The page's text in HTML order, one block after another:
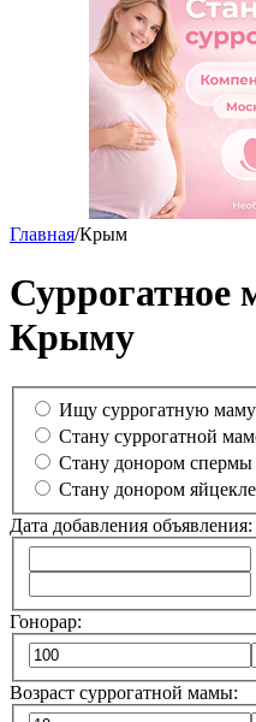
Главная/Крым
Суррогатное
Крыму
Ищу суррогатную маму
Cтану суррогатной
Стану донором спермы
Стану донором
Дата добавления объявления:
Гонорар:
Возраст суррогатной мамы: